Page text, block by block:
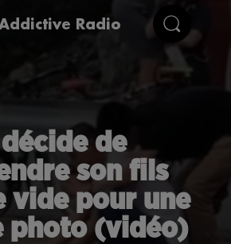
Radio
décide de
son fils
vide pour une
photo (vidéo)